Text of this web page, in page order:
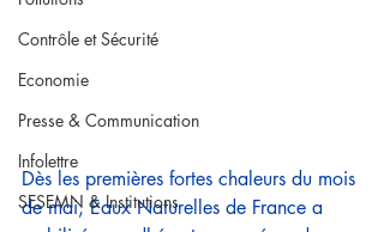
Contrôle et Sécurité
Economie
Presse & Communication
Infolettre
SESEMN & Institutions
Dès les premières fortes chaleurs du mois
de mai, Eaux Naturelles de France a